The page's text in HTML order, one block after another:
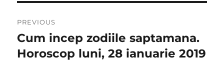
în
articole
PREVIOUS
Previous
post:
Cum incep zodiile saptamana.
Horoscop luni, 28 ianuarie 2019